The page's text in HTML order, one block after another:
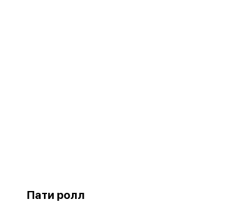
Пати ролл